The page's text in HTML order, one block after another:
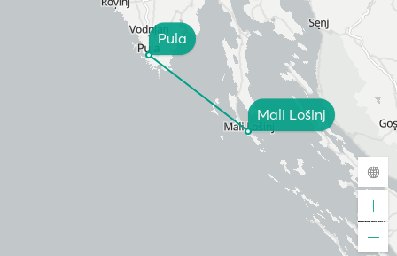
Pula
Mali Lošinj